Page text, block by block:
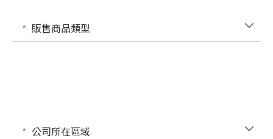
販售商品類型
公司所在區域